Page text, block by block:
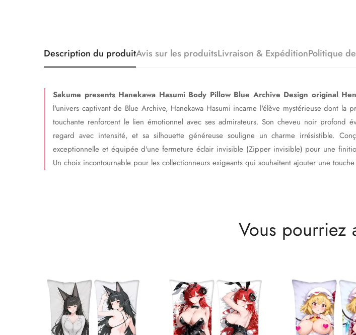
Description du produitAvis sur les produitsLivraison & ExpéditionPolitique
Sakume presents Hanekawa Hasumi Body Pillow Blue Archive Design original
l'univers captivant de Blue Archive, Hanekawa Hasumi incarne l'élève mystérieuse dont la
touchante renforcent le lien émotionnel avec ses admirateurs. Son cheveu noir profond
regard avec intensité, et sa silhouette généreuse souligne un charme irrésistible.
exceptionnelle et équipée d'une fermeture éclair invisible (Zipper invisible) pour une
Un choix incontournable pour les collectionneurs exigeants qui souhaitent ajouter une
Vous pourriez